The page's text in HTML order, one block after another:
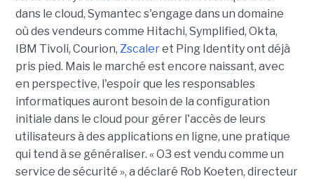
dans le cloud, Symantec s'engage dans un domaine
où des vendeurs comme Hitachi, Symplified, Okta,
IBM Tivoli, Courion, Zscaleret Ping Identity ont déjà
pris pied. Mais le marché est encore naissant, avec
en perspective, l'espoir que les responsables
informatiques auront besoin de la configuration
initiale dans le cloud pour gérer l'accès de leurs
utilisateurs à des applications en ligne, une pratique
qui tend à se généraliser. « O3 est vendu comme un
service de sécurité », a déclaré Rob Koeten, directeur